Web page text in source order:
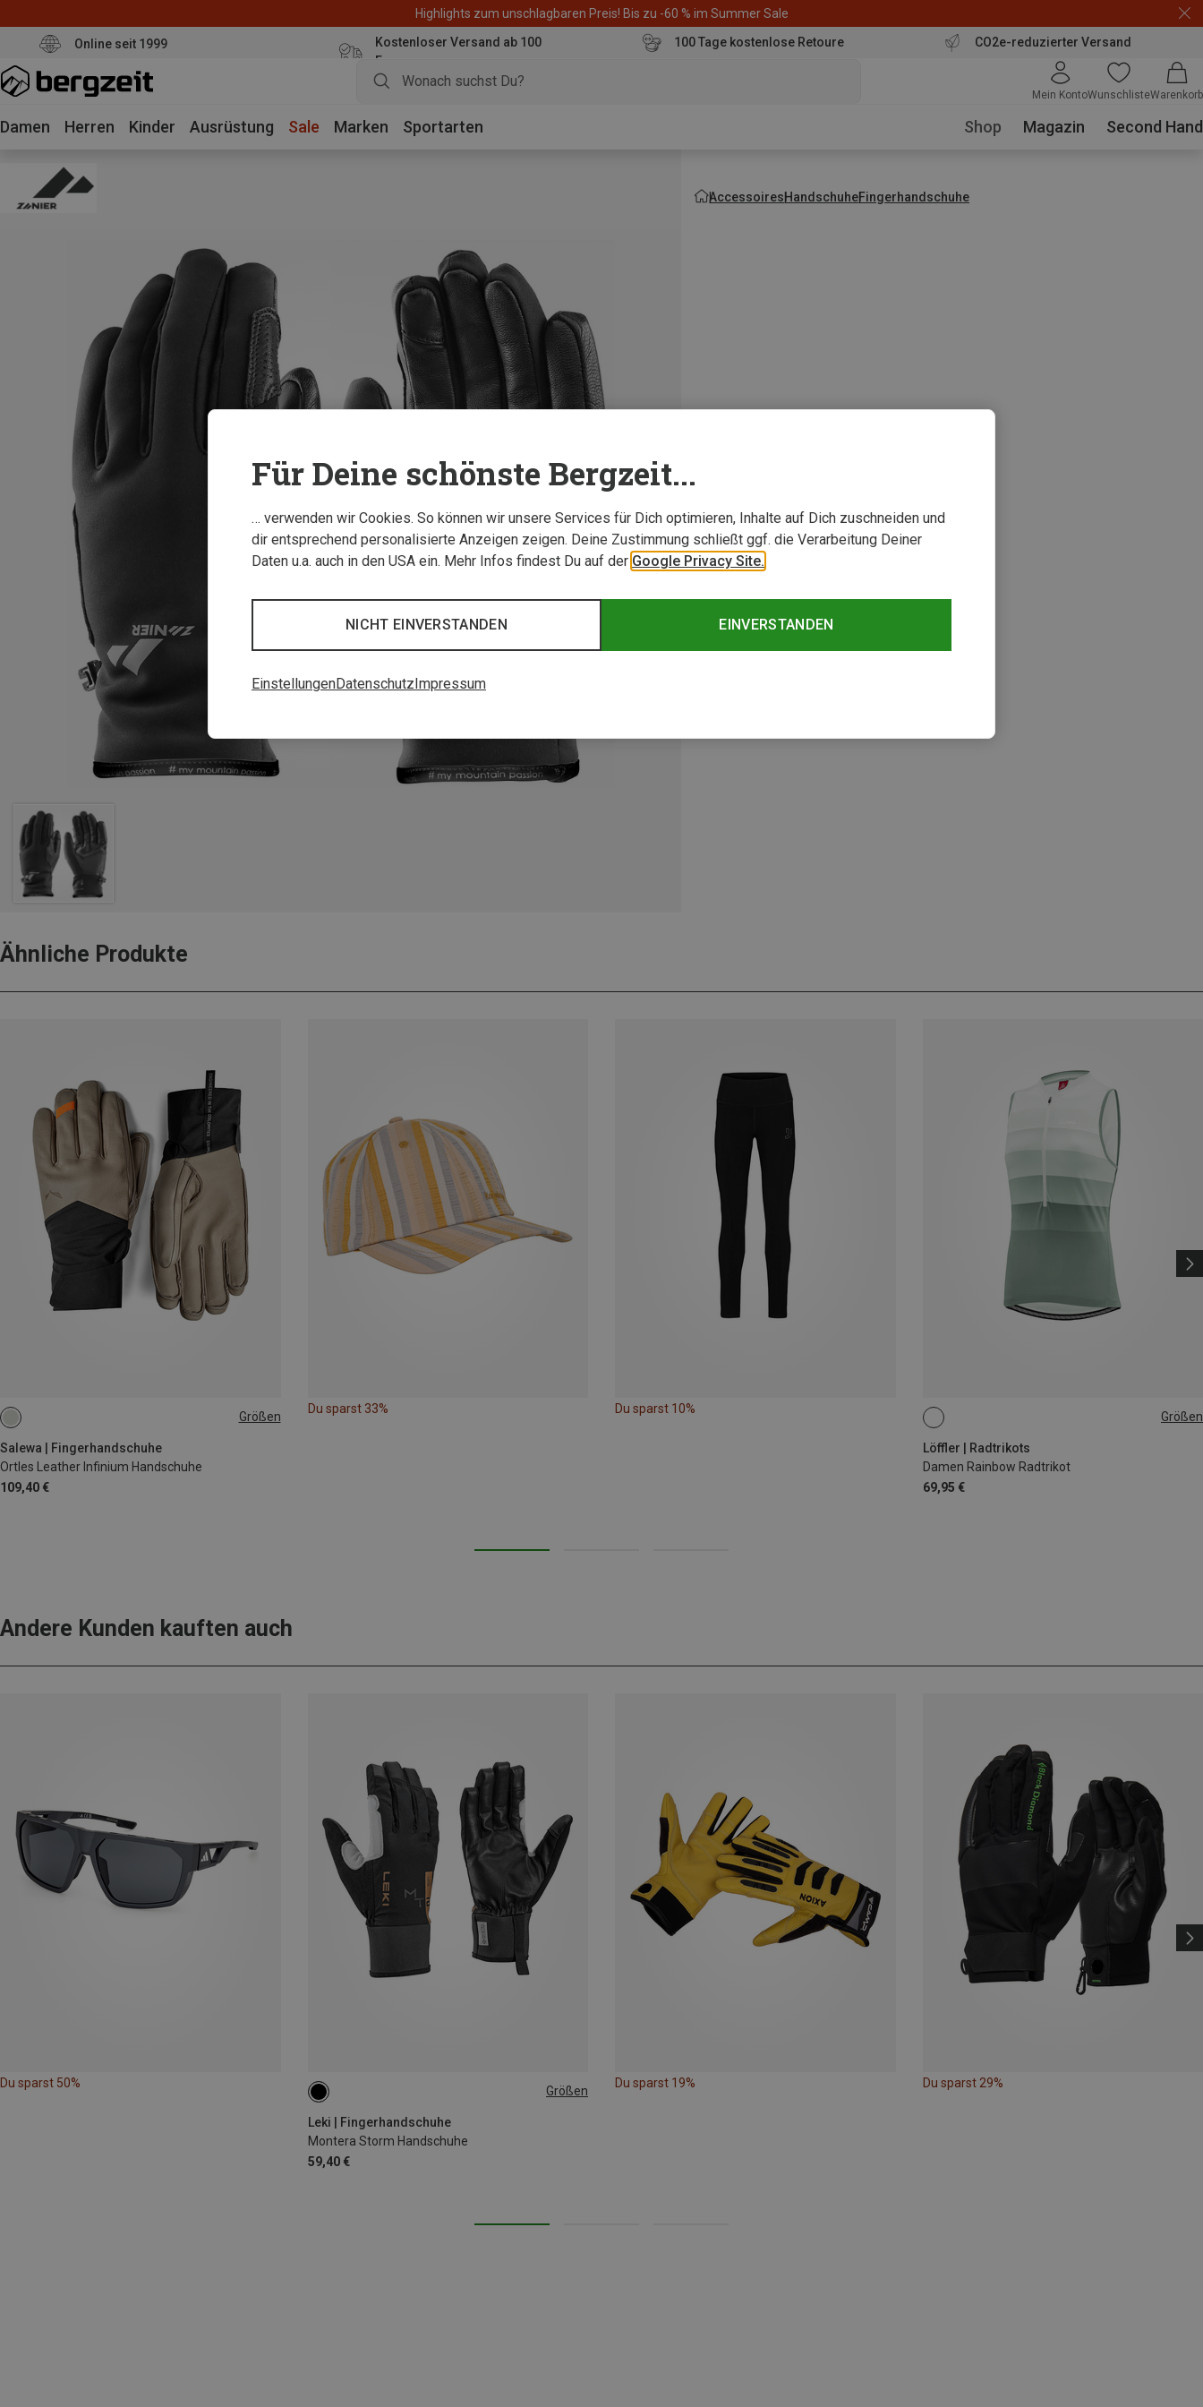
Highlights zum unschlagbaren Preis! Bis zu -60 % im Summer Sale
Online seit 1999
Kostenloser Versand ab 100
Euro
100 Tage kostenlose Retoure CO2e-reduzierter Versand
Mein KontoWunschlisteWarenkorb
Damen Herren Kinder Ausrüstung Sale Marken Sportarten Shop Magazin Second Hand
AccessoiresHandschuheFingerhandschuhe
Ähnliche Produkte
Größen
Salewa | Fingerhandschuhe
Ortles Leather Infinium Handschuhe
109,40 €
XS
Du sparst 33% Du sparst 10%
Größen
Löffler | Radtrikots
Damen Rainbow Radtrikot
69,95 €
S
Andere Kunden kauften auch
Du sparst 50%
Größen
Leki | Fingerhandschuhe
Montera Storm Handschuhe
59,40 €
7.5
Du sparst 19% Du sparst 29%
Für Deine schönste Bergzeit...
… verwenden wir Cookies. So können wir unsere Services für Dich optimieren, Inhalte auf Dich zuschneiden und
dir entsprechend personalisierte Anzeigen zeigen. Deine Zustimmung schließt ggf. die Verarbeitung Deiner
Daten u.a. auch in den USA ein. Mehr Infos findest Du auf der Google Privacy Site.
EINVERSTANDEN
NICHT EINVERSTANDEN
EinstellungenDatenschutz Impressum